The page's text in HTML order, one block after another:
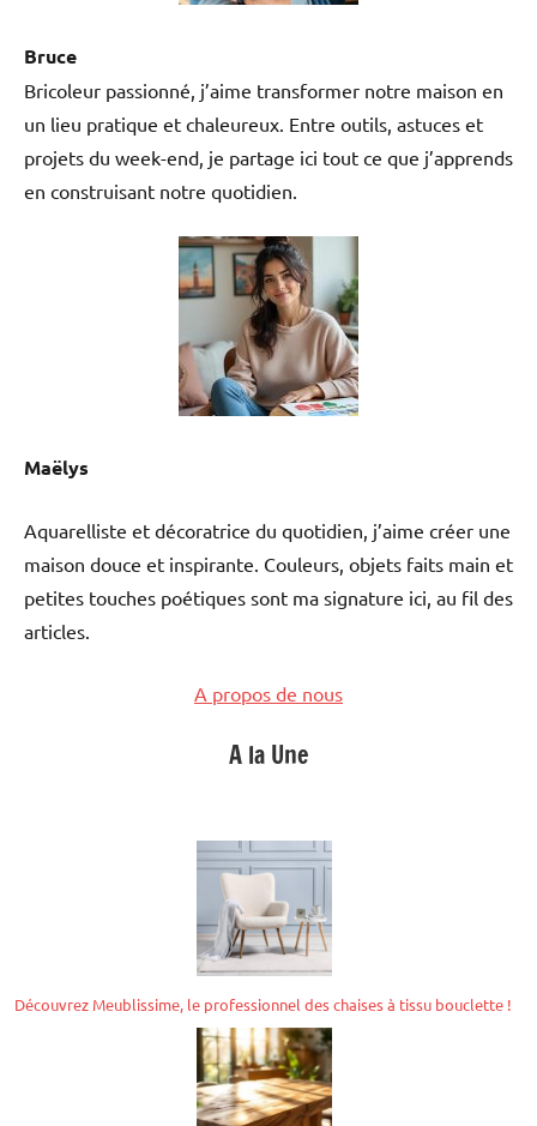
Bruce
Bricoleur passionné, j’aime transformer notre maison en
un lieu pratique et chaleureux. Entre outils, astuces et
projets du week-end, je partage ici tout ce que j’apprends
en construisant notre quotidien.
Maëlys
Aquarelliste et décoratrice du quotidien, j’aime créer une
maison douce et inspirante. Couleurs, objets faits main et
petites touches poétiques sont ma signature ici, au fil des
articles.
A propos de nous
A la Une
Découvrez Meublissime, le professionnel des chaises à tissu bouclette !